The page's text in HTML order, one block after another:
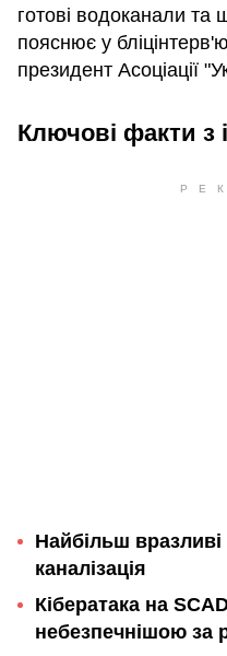
готові водоканали
пояснює у бліцінтерв'ю
президент Асоціації
Ключові факти з
Найбільш вразливі
каналізація
Кібератака на
небезпечнішою за